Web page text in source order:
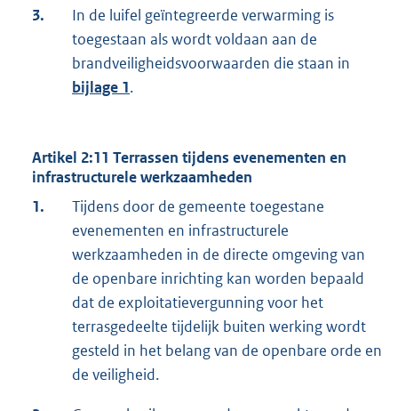
3.
In de luifel geïntegreerde verwarming is
toegestaan als wordt voldaan aan de
brandveiligheidsvoorwaarden die staan in
bijlage 1.
Artikel 2:11 Terrassen tijdens evenementen en
infrastructurele werkzaamheden
1.
Tijdens door de gemeente toegestane
evenementen en infrastructurele
werkzaamheden in de directe omgeving van
de openbare inrichting kan worden bepaald
dat de exploitatievergunning voor het
terrasgedeelte tijdelijk buiten werking wordt
gesteld in het belang van de openbare orde en
de veiligheid.